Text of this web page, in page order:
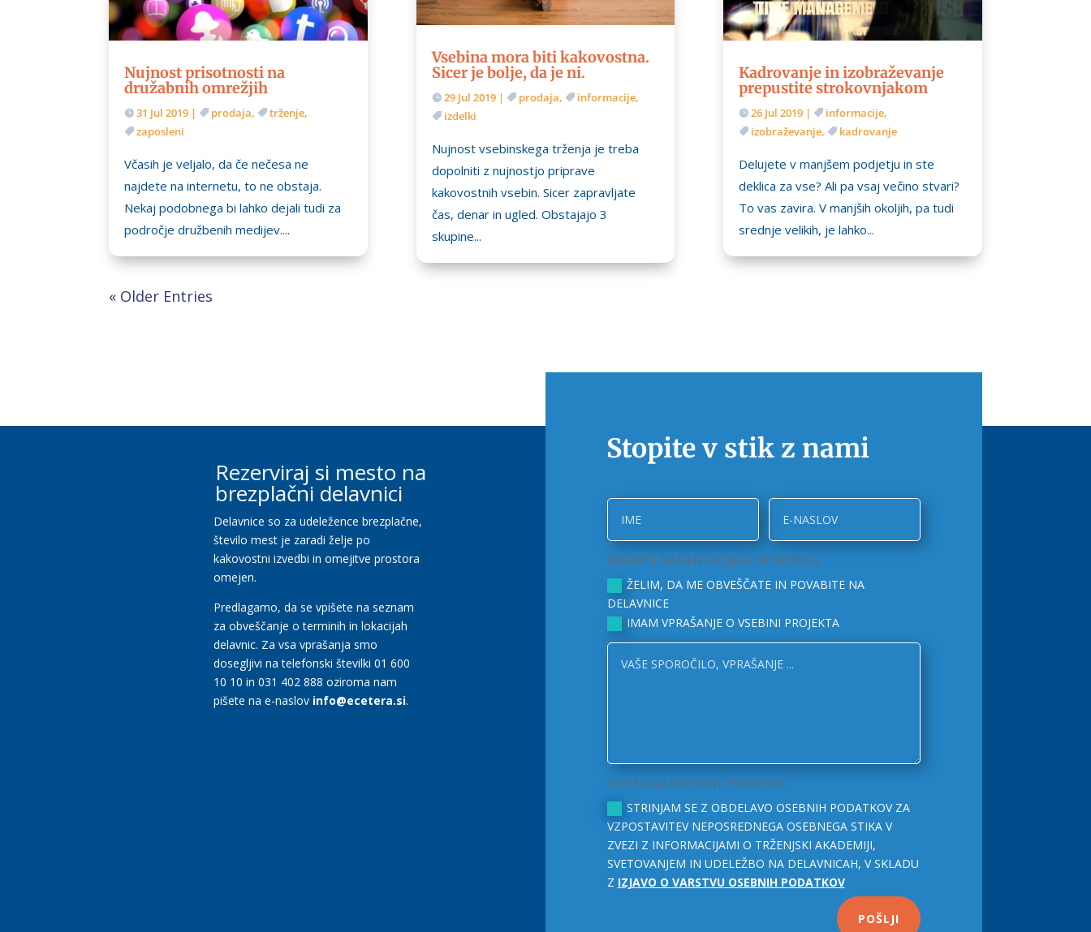
Nujnost prisotnosti na
družabnih omrežjih
31 Jul 2019 | prodaja, trženje,
zaposleni
Včasih je veljalo, da če nečesa ne
najdete na internetu, to ne obstaja.
Nekaj podobnega bi lahko dejali tudi za
področje družbenih medijev....
Vsebina mora biti kakovostna.
Sicer je bolje, da je ni.
29 Jul 2019| prodaja, informacije,
izdelki
Nujnost vsebinskega trženja je treba
dopolniti z nujnostjo priprave
kakovostnih vsebin. Sicer zapravljate
čas, denar in ugled. Obstajajo 3
skupine...
Kadrovanje in izobraževanje
prepustite strokovnjakom
26 Jul 2019| informacije,
izobraževanje, kadrovanje
Delujete v manjšem podjetju in ste
deklica za vse? Ali pa vsaj večino stvari?
To vas zavira. V manjših okoljih, pa tudi
srednje velikih, je lahko...
« Older Entries
Rezerviraj si mesto na
brezplačni delavnici
Delavnice so za udeležence brezplačne,
število mest je zaradi želje po
kakovostni izvedbi in omejitve prostora
omejen.
Predlagamo, da se vpišete na seznam
za obveščanje o terminih in lokacijah
delavnic. Za vsa vprašanja smo
dosegljivi na telefonski številki 01 600
10 10 in 031 402 888 oziroma nam
pišete na e-naslov info@ecetera.si.
Stopite v stik z nami
IZBERITE NAMEN SVOJEGA SPOROČILA
ŽELIM, DA ME OBVEŠČATE IN POVABITE NA
DELAVNICE
IMAM VPRAŠANJE O VSEBINI PROJEKTA
OBDELAVA OSEBNIH PODATKOV
STRINJAM SE Z OBDELAVO OSEBNIH PODATKOV ZA
VZPOSTAVITEV NEPOSREDNEGA OSEBNEGA STIKA V
ZVEZI Z INFORMACIJAMI O TRŽENJSKI AKADEMIJI,
SVETOVANJEM IN UDELEŽBO NA DELAVNICAH, V SKLADU
Z IZJAVO O VARSTVU OSEBNIH PODATKOV
POŠLJI